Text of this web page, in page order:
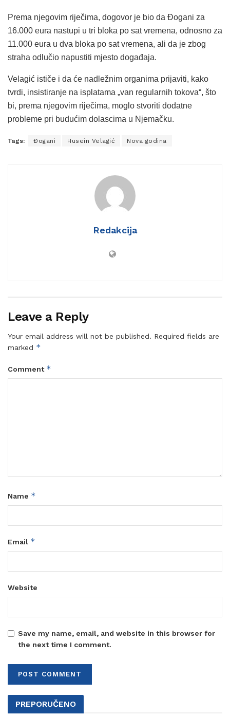
Prema njegovim riječima, dogovor je bio da Đogani za
16.000 eura nastupi u tri bloka po sat vremena, odnosno za
11.000 eura u dva bloka po sat vremena, ali da je zbog
straha odlučio napustiti mjesto događaja.
Velagić ističe i da će nadležnim organima prijaviti, kako
tvrdi, insistiranje na isplatama „van regularnih tokova“, što
bi, prema njegovim riječima, moglo stvoriti dodatne
probleme pri budućim dolascima u Njemačku.
Tags: Đogani Husein Velagić Nova godina
Redakcija
Leave a Reply
Your email address will not be published. Required fields are
marked *
Comment *
Name *
Email *
Website
Save my name, email, and website in this browser for
the next time I comment.
PREPORUČENO